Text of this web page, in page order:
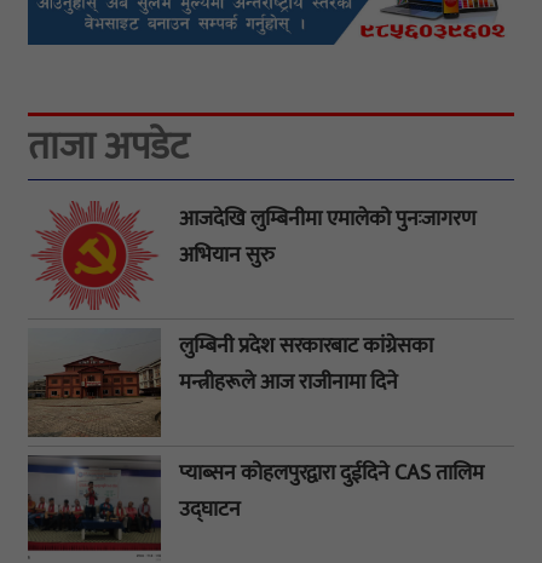
ताजा अपडेट
आजदेखि लुम्बिनीमा एमालेको पुनःजागरण
अभियान सुरु
लुम्बिनी प्रदेश सरकारबाट कांग्रेसका
मन्त्रीहरूले आज राजीनामा दिने
प्याब्सन कोहलपुरद्वारा दुईदिने CAS तालिम
उद्घाटन